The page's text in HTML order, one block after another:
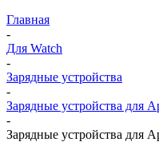
Главная
-
Для Watch
-
Зарядные устройства
-
Зарядные устройства для
-
Зарядные устройства для